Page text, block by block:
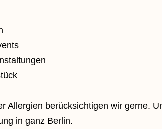
Allergien berücksichtigen wir gerne.
in ganz Berlin.